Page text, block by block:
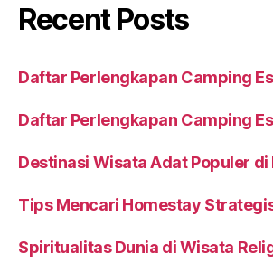
Recent Posts
Daftar Perlengkapan Camping
Daftar Perlengkapan Camping
Destinasi Wisata Adat Populer di
Tips Mencari Homestay
Spiritualitas Dunia di Wisata